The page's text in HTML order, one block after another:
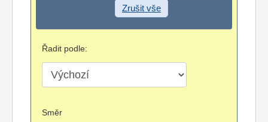
Zrušit vše
Řadit podle:
Směr